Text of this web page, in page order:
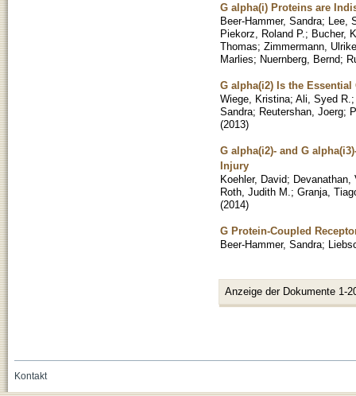
G alpha(i) Proteins are
Beer-Hammer, Sandra; Lee,
Piekorz, Roland P. ; Bucher,
Thomas; Zimmermann, Ulrike
Marlies; Nuernberg, Bernd;
G alpha(i2) Is the
Wiege, Kristina; Ali, Syed R.
Sandra; Reutershan, Joerg;
(2013)
G alpha(i2)- and G
Injury
Koehler, David; Devanathan,
Roth, Judith M. ; Granja,
(2014)
G Protein-Coupled
Beer-Hammer, Sandra;
Anzeige der Dokumente 1-
Kontakt